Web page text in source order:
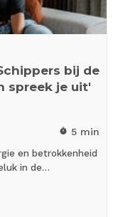
bij de
spreek je uit'
timer 5 min
en betrokkenheid
in de…